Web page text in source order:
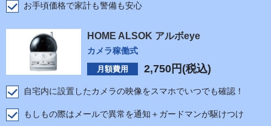
お手頃価格で家計も警備も安心
HOME ALSOK アルボeye
カメラ稼働式
月額費用 2,750 円(税込)
自宅内に設置したカメラの映像をスマホでいつでも確認！
もしもの際はメールで異常を通知＋ガードマンが駆けつけ